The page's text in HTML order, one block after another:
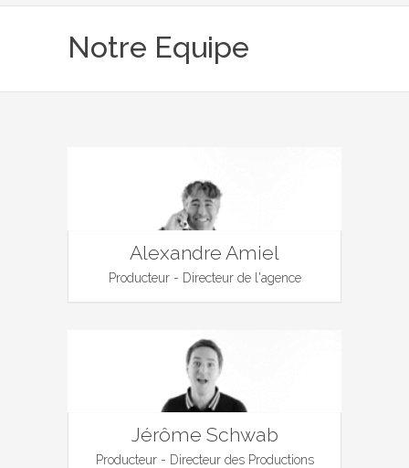
Notre Equipe
Alexandre Amiel
Producteur - Directeur de l'agence
Jérôme Schwab
Producteur - Directeur des Productions